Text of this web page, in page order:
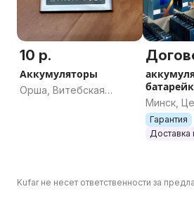
10 р.
Аккумуляторы
Орша, Витебская
iphone
Минск,
Гарантия
Доставка
Kufar не несет ответственности за